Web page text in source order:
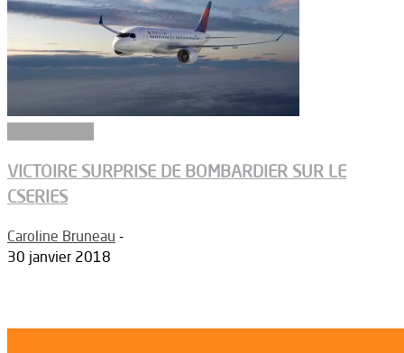
VICTOIRE SURPRISE DE BOMBARDIER SUR LE
CSERIES
Caroline Bruneau -
30 janvier 2018